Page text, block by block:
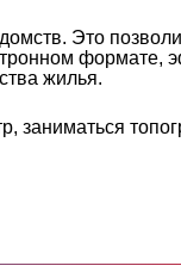
Это
формате,
жилья.
заниматься